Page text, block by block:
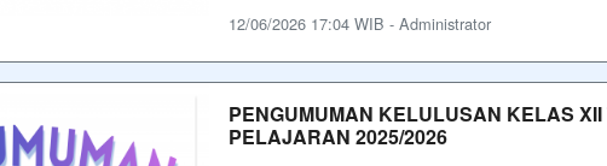
12/06/2026 17:04 WIB - Administrator
PENGUMUMAN KELULUSAN KELAS XII
PELAJARAN 2025/2026